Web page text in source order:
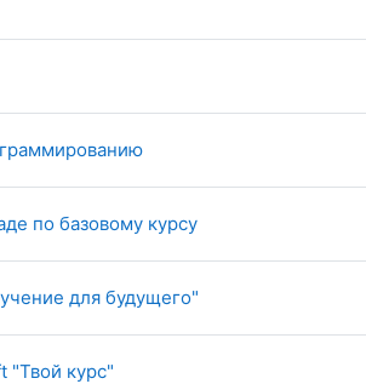
по базовому курсу
для будущего"
"Твой курс"